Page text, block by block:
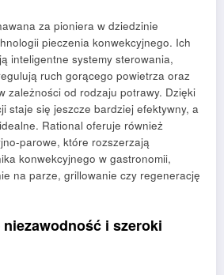
za pioniera w dziedzinie
pieczenia konwekcyjnego. Ich
inteligentne systemy sterowania,
ruch gorącego powietrza oraz
zależności od rodzaju potrawy. Dzięki
staje się jeszcze bardziej efektywny, a
Rational oferuje również
parowe, które rozszerzają
konwekcyjnego w gastronomii,
na parze, grillowanie czy regenerację
i szeroki